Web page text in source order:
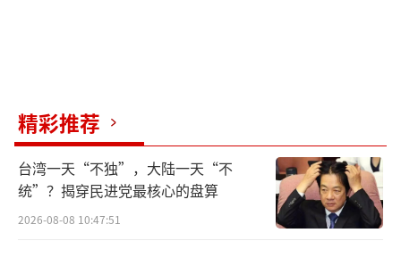
精彩推荐
台湾一天“不独”，大陆一天“不
统”？揭穿民进党最核心的盘算
2026-08-08 10:47:51